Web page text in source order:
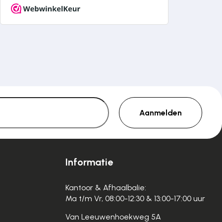
Aanmelden
Informatie
Kantoor & Afhaalbalie:
Ma t/m Vr, 08:00-12:30 & 13:00-17:00 uur
Van Leeuwenhoekweg 5A